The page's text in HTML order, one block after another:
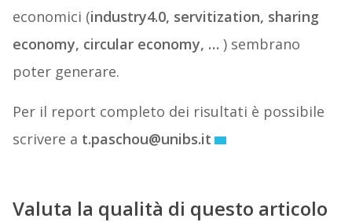
economici (industry4.0, servitization, sharing
economy, circular economy, … ) sembrano
poter generare.
Per il report completo dei risultati è possibile
scrivere a t.paschou@unibs.it
Valuta la qualità di questo articolo